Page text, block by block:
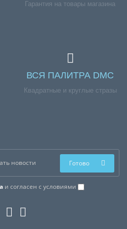
Гарантия на товары магазина
ВСЯ ПАЛИТРА DMC
Квадратные и круглые стразы
и согласен с условиями
Готово